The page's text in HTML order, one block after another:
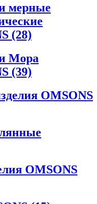
мерные
(28)
Мора
(39)
OMSONS
OMSONS